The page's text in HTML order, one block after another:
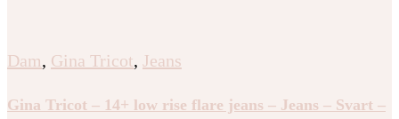
Dam, Gina Tricot, Jeans
Gina Tricot – 14+ low rise flare jeans – Jeans – Svart –